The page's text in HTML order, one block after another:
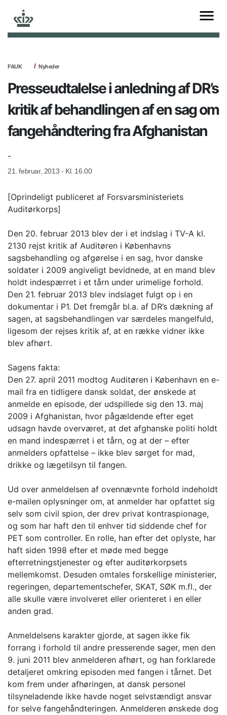
FAUK Nyheder
Presseudtalelse i anledning af DR’s
kritik af behandlingen af en sag om
fangehåndtering fra Afghanistan
-
21. februar, 2013 - Kl. 16.00
[Oprindeligt publiceret af Forsvarsministeriets
Auditørkorps]
Den 20. februar 2013 blev der i et indslag i TV-A kl.
2130 rejst kritik af Auditøren i Københavns
sagsbehandling og afgørelse i en sag, hvor danske
soldater i 2009 angiveligt bevidnede, at en mand blev
holdt indespærret i et tårn under urimelige forhold.
Den 21. februar 2013 blev indslaget fulgt op i en
dokumentar i P1. Det fremgår bl.a. af DR’s dækning af
sagen, at sagsbehandlingen var særdeles mangelfuld,
ligesom der rejses kritik af, at en række vidner ikke
blev afhørt.
Sagens fakta:
Den 27. april 2011 modtog Auditøren i København en e-
mail fra en tidligere dansk soldat, der ønskede at
anmelde en episode, der udspillede sig den 13. maj
2009 i Afghanistan, hvor pågældende efter eget
udsagn havde overværet, at det afghanske politi holdt
en mand indespærret i et tårn, og at der – efter
anmelders opfattelse – ikke blev sørget for mad,
drikke og lægetilsyn til fangen.
Ud over anmeldelsen af ovennævnte forhold indeholdt
e-mailen oplysninger om, at anmelder har opfattet sig
selv som civil spion, der drev privat kontraspionage,
og som har haft den til enhver tid siddende chef for
PET som controller. En rolle, han efter det oplyste, har
haft siden 1998 efter et møde med begge
efterretningstjenester og efter auditørkorpsets
mellemkomst. Desuden omtales forskellige ministerier,
regeringen, departementschefer, SKAT, SØK m.fl., der
alle skulle være involveret eller orienteret i en eller
anden grad.
Anmeldelsens karakter gjorde, at sagen ikke fik
forrang i forhold til andre presserende sager, men den
9. juni 2011 blev anmelderen afhørt, og han forklarede
detaljeret omkring episoden med fangen i tårnet. Det
kom frem under afhøringen, at dansk personel
tilsyneladende ikke havde noget selvstændigt ansvar
for selve fangehåndteringen. Anmelderen ønskede dog